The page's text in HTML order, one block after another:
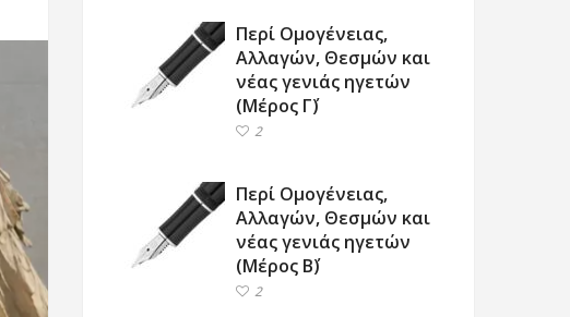
Περί Ομογένειας,
Αλλαγών, Θεσμών και
νέας γενιάς ηγετών
(Μέρος Γ΄)
2
Περί Ομογένειας,
Αλλαγών, Θεσμών και
νέας γενιάς ηγετών
(Μέρος Β΄)
2